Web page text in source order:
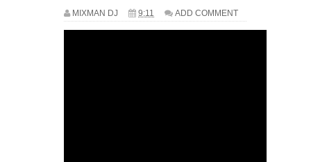
MIXMAN DJ 9:11 ADD COMMENT